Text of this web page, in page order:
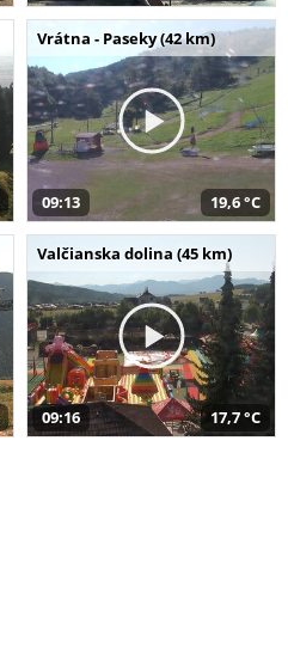
Vrátna - Paseky (42 km)
09:13 19,6 °C
Valčianska dolina (45 km)
09:16 17,7 °C